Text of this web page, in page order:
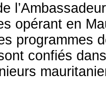
opérant en
programmes
confiés